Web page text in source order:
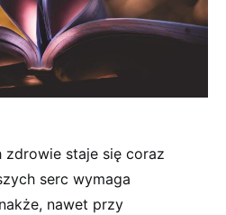
zdrowie staje się coraz
serc wymaga
nawet przy